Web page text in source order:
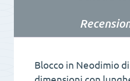
Blocco in Neodimio